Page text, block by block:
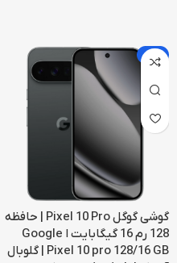
-5%
گوشی گوگل Pixel 10 Pro | حافظه
128 رم 16 گیگابایت ا Google
Pixel 10 pro 128/16 GB | گلوبال